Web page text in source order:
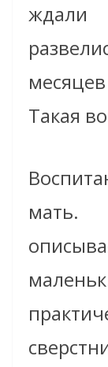
ждали
Такая
мать.